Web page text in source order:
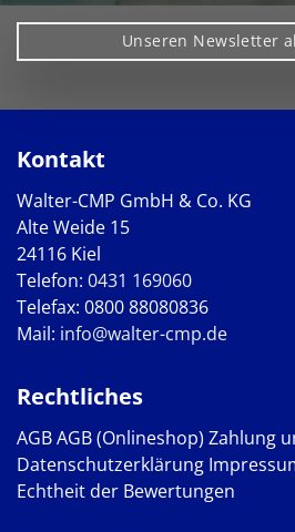
Unseren Newsletter
Kontakt
Walter-CMP GmbH & Co. KG
Alte Weide 15
24116 Kiel
Telefon: 0431 169060
Telefax: 0800 88080836
Mail: info@walter-cmp.de
Rechtliches
AGBAGB (Onlineshop) Zahlung
Datenschutzerklärung
Echtheit der Bewertungen